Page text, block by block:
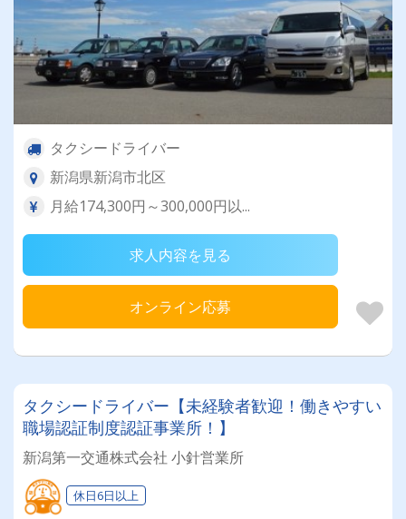
タクシードライバー
新潟県新潟市北区
月給174,300円～300,000円以...
求人内容を見る
オンライン応募
タクシードライバー【未経験者歓迎！働きやすい
職場認証制度認証事業所！】
新潟第一交通株式会社 小針営業所
休日6日以上